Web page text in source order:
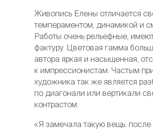
Живопись Елены отличается
темпераментом, динамикой и
Работы очень рельефные,
фактуру. Цветовая гамма
автора яркая и насыщенная,
к импрессионистам. Частым
художника так же является
по диагонали или вертикали
контрастом.
«Я замечала такую вещь: после